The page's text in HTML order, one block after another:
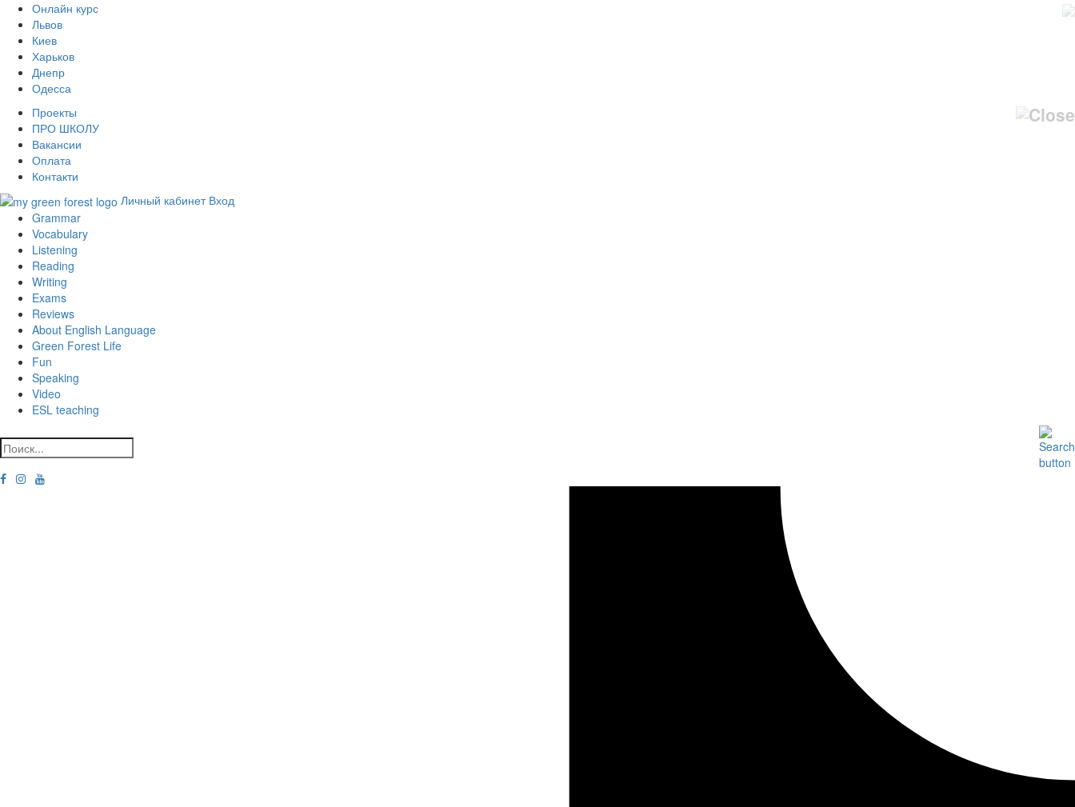
Онлайн курс
Львов
Киев
Харьков
Днепр
Одесса
Проекты
ПРО ШКОЛУ
Вакансии
Оплата
Контакти
Личный кабинет Вход
Grammar
Vocabulary
Listening
Reading
Writing
Exams
Reviews
About English Language
Green Forest Life
Fun
Speaking
Video
ESL teaching